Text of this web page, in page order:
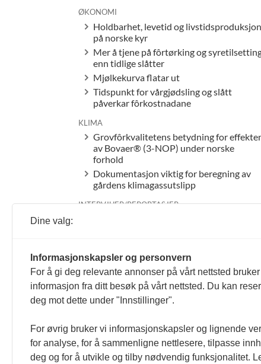
ØKONOMI
Holdbarhet, levetid og livstidsproduksjon
på norske kyr
Mer å tjene på fôrtørking og
enn tidlige slåtter
Mjølkekurva flatar ut
Tidspunkt for vårgjødsling og slått
påverkar fôrkostnadane
KLIMA
Grovfôrkvalitetens betydning for
av Bovaer® (3-NOP) under norske
forhold
Dokumentasjon viktig for beregning av
gårdens klimagassutslipp
INTERVJUER/REPORTASJER
Ammekubesetningar har også suksess
med SenseHub
Det nytter å ta grep
Dagbok fra Melsomkyra
Rask utvikling av digital rådgiving
Dine valg:
Informasjonskapsler og personvern
For å gi deg relevante annonser på vårt nettsted
informasjon fra ditt besøk på vårt nettsted. Du kan
deg mot dette under "Innstillinger".
For øvrig bruker vi informasjonskapsler og lignende
for analyse, for å sammenligne nettlesere, tilpasse
deg og for å utvikle og tilby nødvendig funksjonalitet.